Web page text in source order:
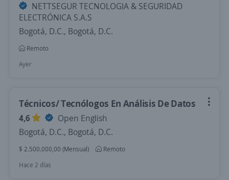
NETTSEGUR TECNOLOGIA & SEGURIDAD
ELECTRÓNICA S.A.S
Bogotá, D.C., Bogotá, D.C.
Remoto
Ayer
Técnicos/ Tecnólogos En Análisis De Datos
4,6
Open English
Bogotá, D.C., Bogotá, D.C.
$ 2.500.000,00 (Mensual)
Remoto
Hace 2 días